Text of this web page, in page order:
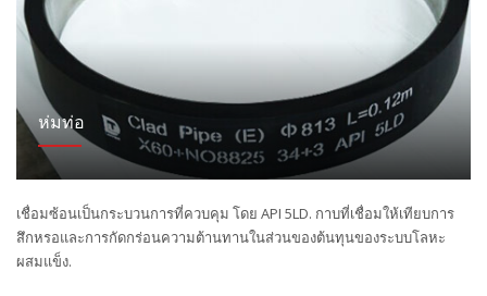
ห่มท่อ
เชื่อมซ้อนเป็นกระบวนการที่ควบคุม โดย API 5LD. กาบที่เชื่อมให้เทียบการ
สึกหรอและการกัดกร่อนความต้านทานในส่วนของต้นทุนของระบบโลหะ
ผสมแข็ง.